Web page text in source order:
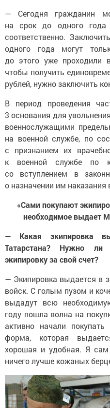
— Сегодня гражданин
на срок до одного
соответственно.
одного года могут
до этого уже проходили
чтобы получить
рублей, нужно заключить
В период проведения
3 основания для
военнослужащими
на военной службе, по
с признанием их
к военной службе по
со вступлением в
о назначении им
«Сами покупают
необходимое выдает
— Какая экипировка
Татарстана? Нужно ли
экипировку за свой счет?
— Экипировка выдается в
войск. С голым пузом и
выдадут всю
году пошла волна на
активно начали
форма, которая
хорошая и удобная. Я
ничего лучше кожаных